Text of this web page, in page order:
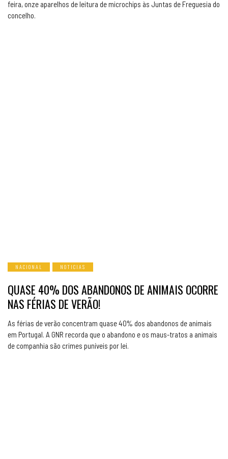
feira, onze aparelhos de leitura de microchips às Juntas de Freguesia do
concelho.
NACIONAL NOTICIAS
QUASE 40% DOS ABANDONOS DE ANIMAIS OCORRE
NAS FÉRIAS DE VERÃO!
As férias de verão concentram quase 40% dos abandonos de animais
em Portugal. A GNR recorda que o abandono e os maus-tratos a animais
de companhia são crimes puníveis por lei.